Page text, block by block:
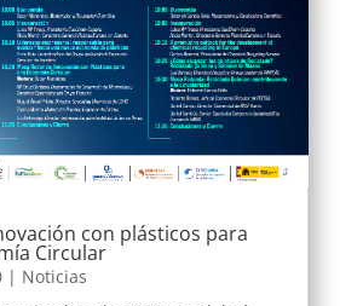
con plásticos para
Circular
| Noticias